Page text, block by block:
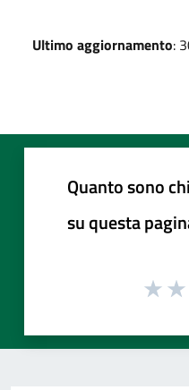
Ultimo aggiornamento:
Quanto sono
su questa